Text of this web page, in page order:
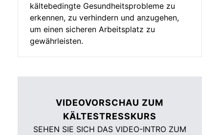
kältebedingte Gesundheitsprobleme zu
erkennen, zu verhindern und anzugehen,
um einen sicheren Arbeitsplatz zu
gewährleisten.
VIDEOVORSCHAU ZUM
KÄLTESTRESSKURS
SEHEN SIE SICH DAS VIDEO-INTRO ZUM